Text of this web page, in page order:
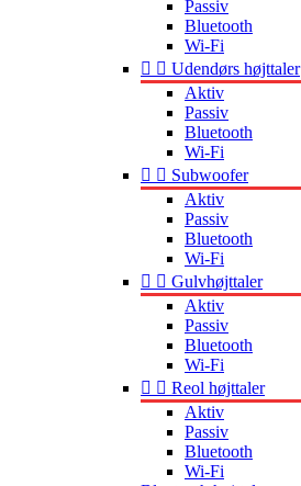
Passiv
Bluetooth
Wi-Fi
  Udendørs højttaler
Aktiv
Passiv
Bluetooth
Wi-Fi
  Subwoofer
Aktiv
Passiv
Bluetooth
Wi-Fi
  Gulvhøjttaler
Aktiv
Passiv
Bluetooth
Wi-Fi
  Reol højttaler
Aktiv
Passiv
Bluetooth
Wi-Fi